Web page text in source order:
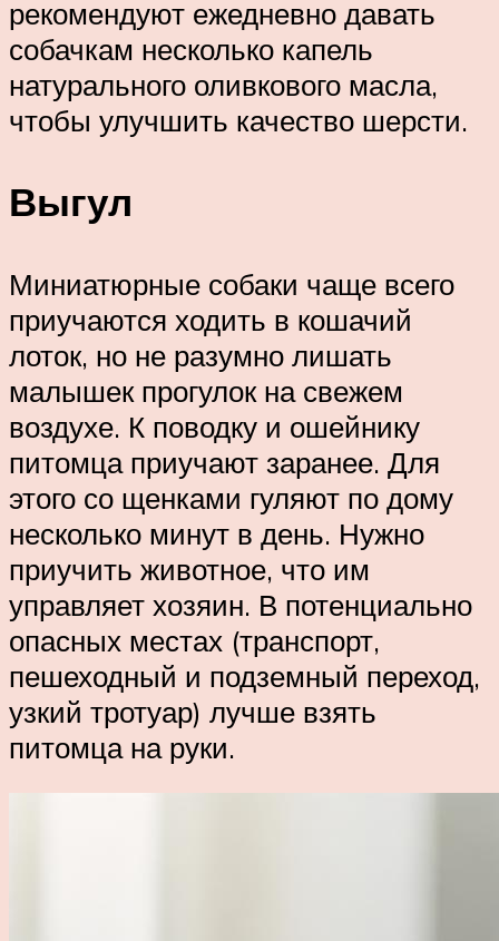
рекомендуют ежедневно давать
собачкам несколько капель
натурального оливкового масла,
чтобы улучшить качество шерсти.
Выгул
Миниатюрные собаки чаще всего
приучаются ходить в кошачий
лоток, но не разумно лишать
малышек прогулок на свежем
воздухе. К поводку и ошейнику
питомца приучают заранее. Для
этого со щенками гуляют по дому
несколько минут в день. Нужно
приучить животное, что им
управляет хозяин. В потенциально
опасных местах (транспорт,
пешеходный и подземный переход,
узкий тротуар) лучше взять
питомца на руки.